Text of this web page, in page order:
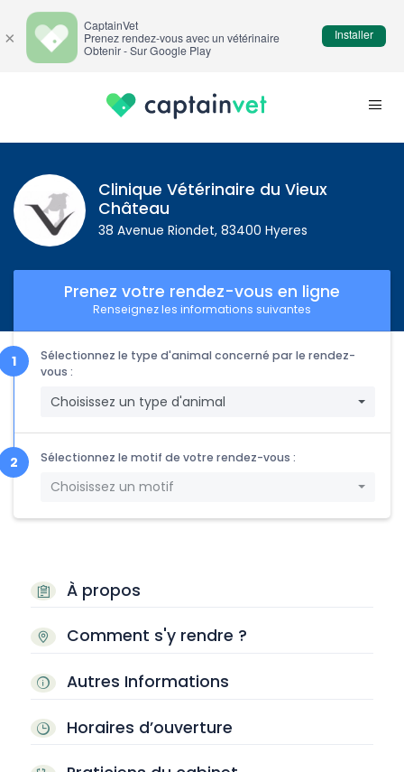
Clinique Vétérinaire du Vieux
Château
38 Avenue Riondet, 83400 Hyeres
À propos
Comment s'y rendre ?
Autres Informations
Horaires d’ouverture
Prenez votre rendez-vous en ligne
Renseignez les informations suivantes
Sélectionnez le type d'animal concerné par le rendez-
vous :
Choisissez un type d'animal
Sélectionnez le motif de votre rendez-vous :
Choisissez un motif
×
CaptainVet
Prenez rendez-vous avec un vétérinaire
Obtenir - Sur Google Play
Installer